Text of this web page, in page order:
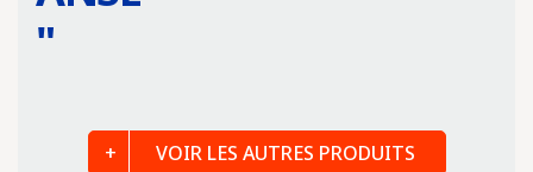
"
VOIR LES AUTRES PRODUITS